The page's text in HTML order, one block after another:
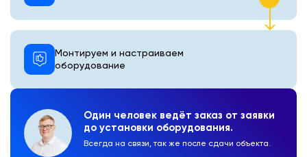
Один человек ведёт заказ от заявки
до установки оборудования.
Всегда на связи, так же после сдачи объекта.
Монтируем и настраиваем
оборудование